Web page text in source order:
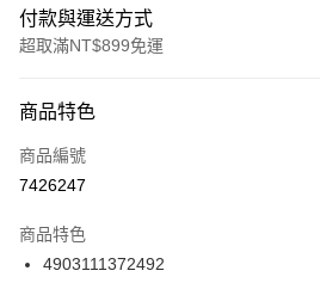
付款與運送方式
超取滿NT$899免運
信用卡一次付款
超商取貨付款
Apple Pay
商品特色
商品編號
7426247
商品特色
4903111372492